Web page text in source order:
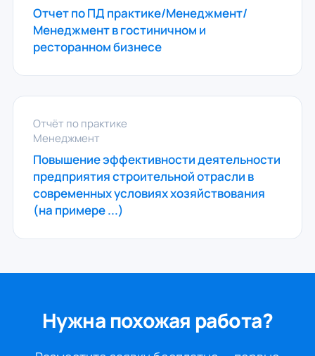
Отчет по ПД практике/Менеджмент/
Менеджмент в гостиничном и
ресторанном бизнесе
Отчёт по практике
Менеджмент
Повышение эффективности деятельности
предприятия строительной отрасли в
современных условиях хозяйствования
(на примере ...)
Нужна похожая работа?